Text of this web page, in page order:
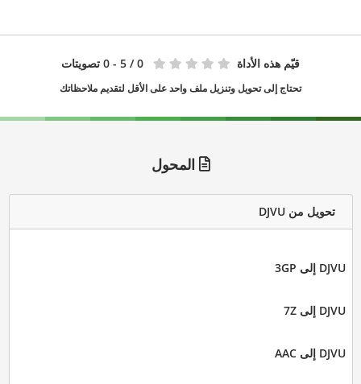
قيّم هذه الأداة 0 / 5 - 0 تصويتات
تحتاج إلى تحويل وتنزيل ملف واحد على الأقل لتقديم ملاحظاتك
المحول
تحويل من DJVU
DJVU إلى 3GP
DJVU إلى 7Z
DJVU إلى AAC